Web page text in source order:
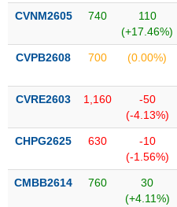
chính
tích
kỹ
Hồ
doanh
Tin
CVNM2605 740
110
(+17.46%)
CVPB2608 700 (0.00%)
CVRE2603 1,160
-50
(-4.13%)
CHPG2625 630
-10
(-1.56%)
CMBB2614 760
30
(+4.11%)
NĂNG
VẬT
LIỆU